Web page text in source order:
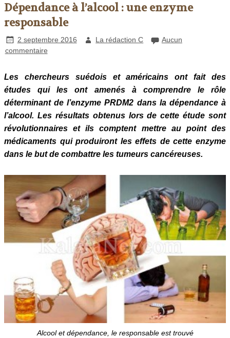
Dépendance à l’alcool : une enzyme
responsable
2 septembre 2016 La rédaction C
Aucun
commentaire
Les chercheurs suédois et américains ont fait des
études qui les ont amenés à comprendre le rôle
déterminant de l’enzyme PRDM2 dans la dépendance à
l’alcool. Les résultats obtenus lors de cette étude sont
révolutionnaires et ils comptent mettre au point des
médicaments qui produiront les effets de cette enzyme
dans le but de combattre les tumeurs cancéreuses.
Alcool et dépendance, le responsable est trouvé